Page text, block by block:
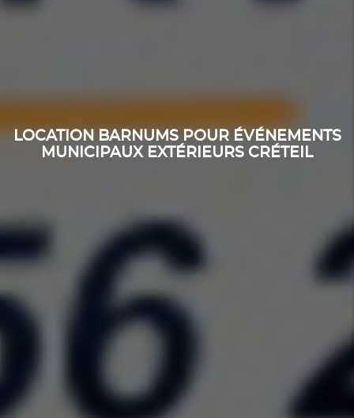
LOCATION BARNUMS POUR ÉVÉNEMENTS
MUNICIPAUX EXTÉRIEURS CRÉTEIL